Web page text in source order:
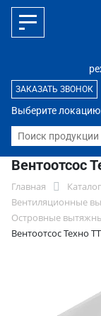
Выберите
ЗАКАЗАТЬ ЗВОНОК
Вентоотсос
Главная Каталог
Вентиляционные
Островные
Вентоотсос Техно